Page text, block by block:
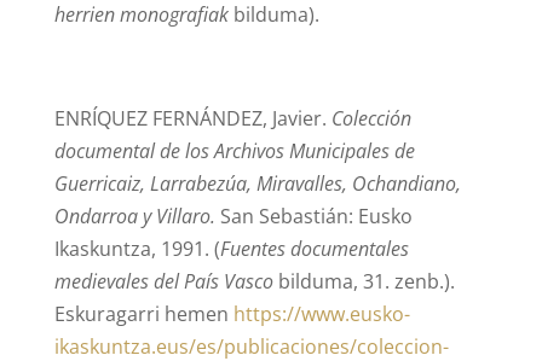
herrien monografiak bilduma).
ENRÍQUEZ FERNÁNDEZ, Javier. Colección
documental de los Archivos Municipales de
Guerricaiz, Larrabezúa, Miravalles, Ochandiano,
Ondarroa y Villaro. San Sebastián: Eusko
Ikaskuntza, 1991. (Fuentes documentales
medievales del País Vasco bilduma, 31. zenb.).
Eskuragarri hemen https://www.eusko-
ikaskuntza.eus/es/publicaciones/coleccion-